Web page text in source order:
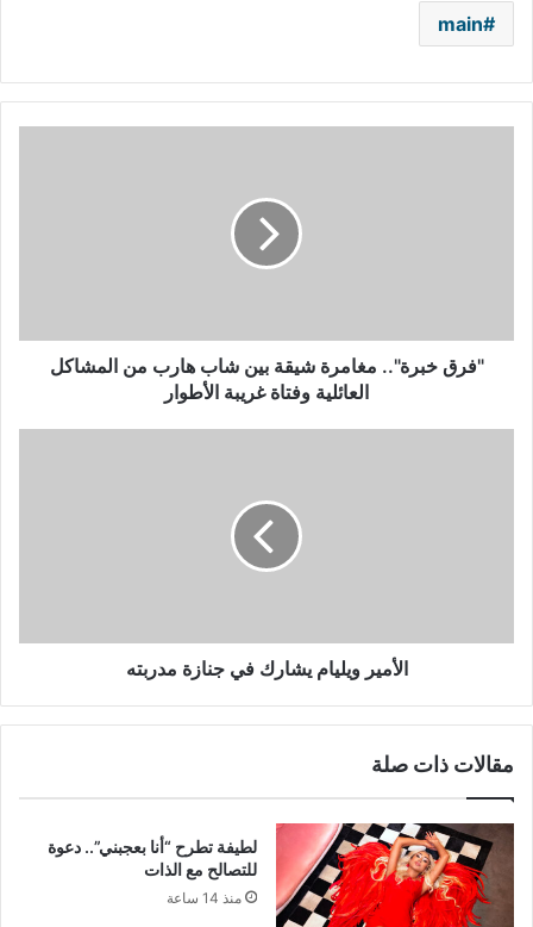
main
المشاكل
العائلية"فرق خبرة".. مغامرة شيقة بين شاب هارب من المشاكل
العائلية وفتاة غريبة الأطوار
الأمير ويليام يشارك في جنازة مدربته
مقالات ذات صلة
لطيفة تطرح “أنا بعجبني”.. دعوة
للتصالح مع الذات
منذ 14 ساعة